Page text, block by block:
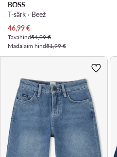
BOSS
T-särk · Beež
Praegune hind
46,99€
Tavahind54,99 €
Madalaim hind51,99 €